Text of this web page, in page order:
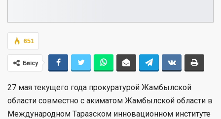
651
Бөлісу
27 мая текущего года прокуратурой Жамбылской
области совместно с акиматом Жамбылской области в
Международном Таразском инновационном институте